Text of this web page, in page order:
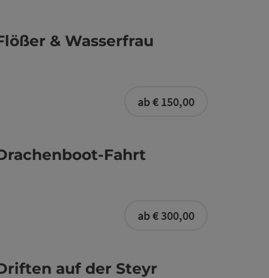
& Wasserfrau
ab € 150,00
Fahrt
ab € 300,00
auf der Steyr